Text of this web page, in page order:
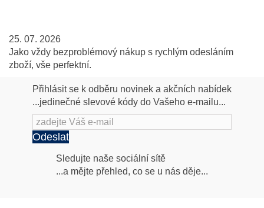
25. 07. 2026
Jako vždy bezproblémový nákup s rychlým odesláním
zboží, vše perfektní.
Přihlásit se k odběru novinek a akčních nabídek
...jedinečné slevové kódy do Vašeho e-mailu...
Odeslat
Následujte
Sledujte naše sociální sítě
...a mějte přehled, co se u nás děje...